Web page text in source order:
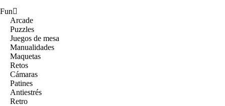
Fun
Arcade
Puzzles
Juegos de mesa
Manualidades
Maquetas
Retos
Cámaras
Patines
Antiestrés
Retro